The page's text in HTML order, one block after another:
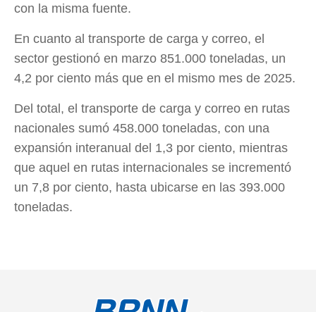
con la misma fuente.
En cuanto al transporte de carga y correo, el
sector gestionó en marzo 851.000 toneladas, un
4,2 por ciento más que en el mismo mes de 2025.
Del total, el transporte de carga y correo en rutas
nacionales sumó 458.000 toneladas, con una
expansión interanual del 1,3 por ciento, mientras
que aquel en rutas internacionales se incrementó
un 7,8 por ciento, hasta ubicarse en las 393.000
toneladas.